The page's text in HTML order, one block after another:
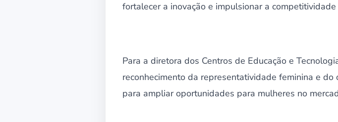
fortalecer a inovação e impulsionar a
Para a diretora dos Centros de Educação e
reconhecimento da representatividade feminina e
para ampliar oportunidades para mulheres no